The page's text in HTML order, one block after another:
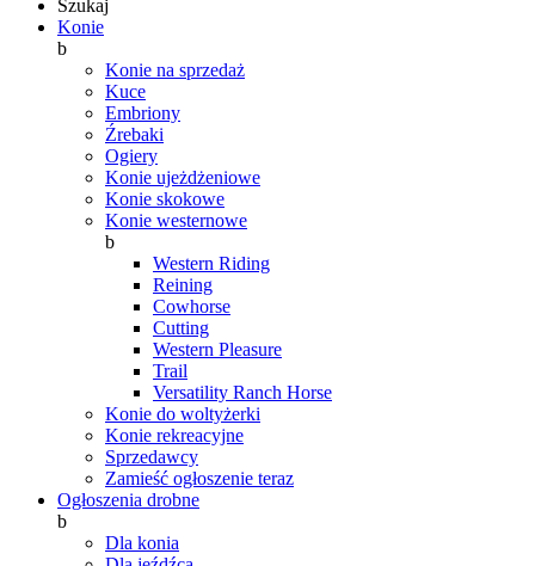
Szukaj
Konie
b
Konie na sprzedaż
Kuce
Embriony
Źrebaki
Ogiery
Konie ujeżdżeniowe
Konie skokowe
Konie westernowe
b
Western Riding
Reining
Cowhorse
Cutting
Western Pleasure
Trail
Versatility Ranch Horse
Konie do woltyżerki
Konie rekreacyjne
Sprzedawcy
Zamieść ogłoszenie teraz
Ogłoszenia drobne
b
Dla konia